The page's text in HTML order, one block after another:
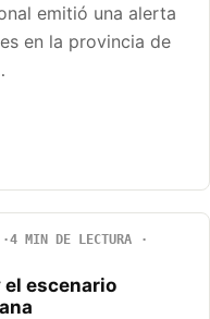
emitió una alerta
en la provincia de
4 MIN DE LECTURA
el escenario